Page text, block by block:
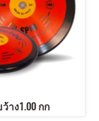
าง1.00 กก